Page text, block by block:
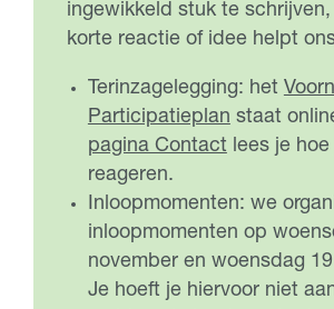
ingewikkeld stuk te schrijven,
korte reactie of idee helpt
Terinzagelegging: het
Participatieplan staat
pagina Contact lees je
reageren.
Inloopmomenten: we
inloopmomenten op
november en woensdag
Je hoeft je hiervoor niet